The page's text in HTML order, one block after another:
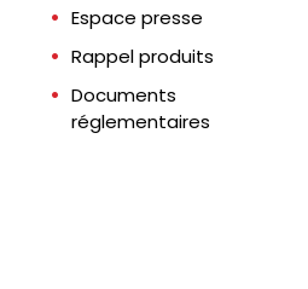
Espace presse
Rappel produits
Documents
réglementaires